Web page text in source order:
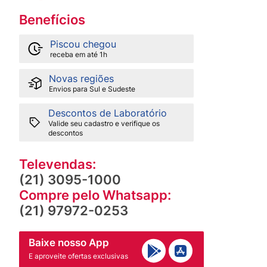
Benefícios
Piscou chegou
receba em até 1h
Novas regiões
Envios para Sul e Sudeste
Descontos de Laboratório
Valide seu cadastro e verifique os
descontos
Televendas:
(21) 3095-1000
Compre pelo Whatsapp:
(21) 97972-0253
Baixe nosso App
E aproveite ofertas exclusivas